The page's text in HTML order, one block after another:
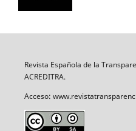
Revista Española de la
ACREDITRA.
Acceso: